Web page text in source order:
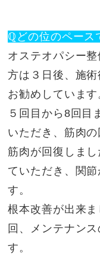
ℚどの位のペース
オステオパシー
方は３日後、施
お勧めしています
５回目から8回目
いただき、筋肉の
筋肉が回復しま
ていただき、関
す。
根本改善が出来
回、メンテナン
す。